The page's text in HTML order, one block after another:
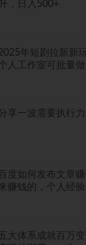
，日入500+
年短剧拉新新
人工作室可批量做
享一波需要执行
百度如何发布文章
来赚钱的，个人经
五大体系成就百万